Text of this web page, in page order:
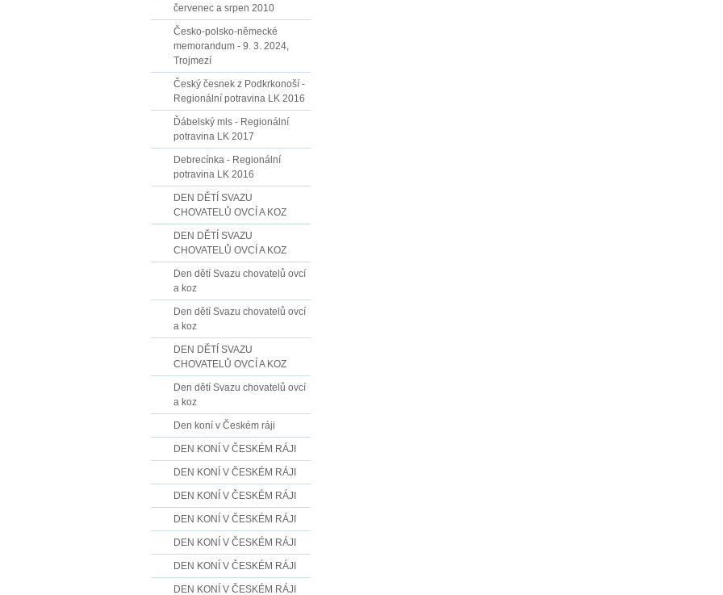
červenec a srpen 2010
Česko-polsko-německé
memorandum - 9. 3. 2024,
Trojmezí
Český česnek z Podkrkonoší -
Regionální potravina LK 2016
Ďábelský mls - Regionální
potravina LK 2017
Debrecínka - Regionální
potravina LK 2016
DEN DĚTÍ SVAZU
CHOVATELŮ OVCÍ A KOZ
DEN DĚTÍ SVAZU
CHOVATELŮ OVCÍ A KOZ
Den dětí Svazu chovatelů ovcí
a koz
Den dětí Svazu chovatelů ovcí
a koz
DEN DĚTÍ SVAZU
CHOVATELŮ OVCÍ A KOZ
Den dětí Svazu chovatelů ovcí
a koz
Den koní v Českém ráji
DEN KONÍ V ČESKÉM RÁJI
DEN KONÍ V ČESKÉM RÁJI
DEN KONÍ V ČESKÉM RÁJI
DEN KONÍ V ČESKÉM RÁJI
DEN KONÍ V ČESKÉM RÁJI
DEN KONÍ V ČESKÉM RÁJI
DEN KONÍ V ČESKÉM RÁJI